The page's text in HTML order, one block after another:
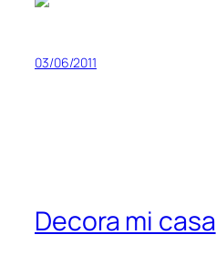
03/06/2011
Decora mi casa